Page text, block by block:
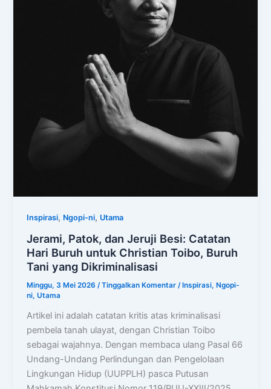
Inspirasi, Ngopi-ni, Utama
Jerami, Patok, dan Jeruji Besi: Catatan
Hari Buruh untuk Christian Toibo, Buruh
Tani yang Dikriminalisasi
Minggu, 3 Mei 2026 /Tinggalkan Komentar /Inspirasi,Ngopi-
ni,Utama
Artikel ini adalah catatan kritis atas kriminalisasi
pembela tanah ulayat, dengan Christian Toibo
sebagai wajahnya. Dengan membaca ulang Pasal 66
Undang-Undang Perlindungan dan Pengelolaan
Lingkungan Hidup (UUPPLH) pasca Putusan